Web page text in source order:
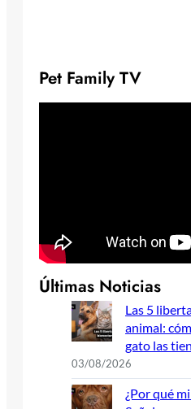
Pet Family TV
Últimas Noticias
Las 5
animal:
gato las
03/08/2026
¿Por qué